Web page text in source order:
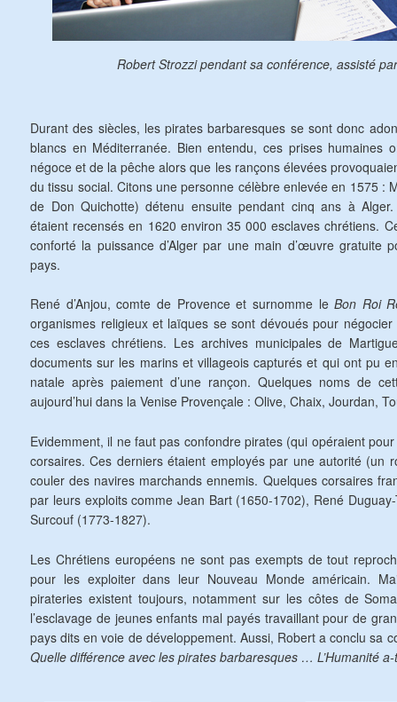
Robert Strozzi pendant sa conférence, assisté
Durant des siècles, les pirates barbaresques se sont donc
blancs en Méditerranée. Bien entendu, ces prises humaines
négoce et de la pêche alors que les rançons élevées
du tissu social. Citons une personne célèbre enlevée en 1575 :
de Don Quichotte) détenu ensuite pendant cinq ans à
étaient recensés en 1620 environ 35 000 esclaves chrétiens.
conforté la puissance d’Alger par une main d’œuvre gratuite
pays.
René d’Anjou, comte de Provence et surnomme leBon Roi
organismes religieux et laïques se sont dévoués pour
ces esclaves chrétiens. Les archives municipales de
documents sur les marins et villageois capturés et qui ont pu
natale après paiement d’une rançon. Quelques noms de
aujourd’hui dans la Venise Provençale : Olive, Chaix, Jourdan,
Evidemment, il ne faut pas confondre pirates (qui opéraient
corsaires. Ces derniers étaient employés par une autorité (un
couler des navires marchands ennemis. Quelques corsaires
par leurs exploits comme Jean Bart (1650-1702), René
Surcouf (1773-1827).
Les Chrétiens européens ne sont pas exempts de tout
pour les exploiter dans leur Nouveau Monde américain.
pirateries existent toujours, notamment sur les côtes de
l’esclavage de jeunes enfants mal payés travaillant pour de
pays dits en voie de développement. Aussi, Robert a conclu sa
Quelle différence avec les pirates barbaresques … L’Humanité